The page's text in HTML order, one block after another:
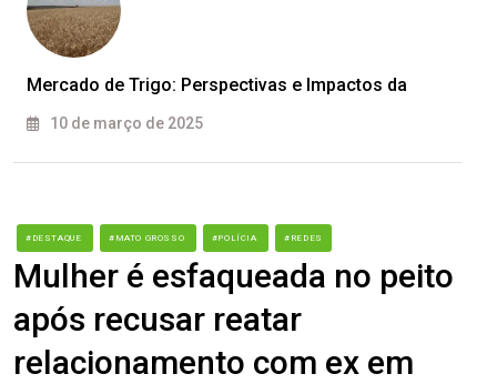
Mercado de Trigo: Perspectivas e Impactos da
10 de março de 2025
#DESTAQUE #MATO GROSSO #POLÍCIA #REDES
Mulher é esfaqueada no peito
após recusar reatar
relacionamento com ex em